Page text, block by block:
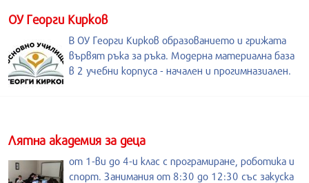
ОУ Георги Кирков
В ОУ Георги Кирков образованието и грижата
вървят ръка за ръка. Модерна материална база
в 2 учебни корпуса - начален и прогимназиален.
Лятна академия за деца
от 1-ви до 4-и клас с програмиране, роботика и
спорт. Занимания от 8:30 до 12:30 със закуска